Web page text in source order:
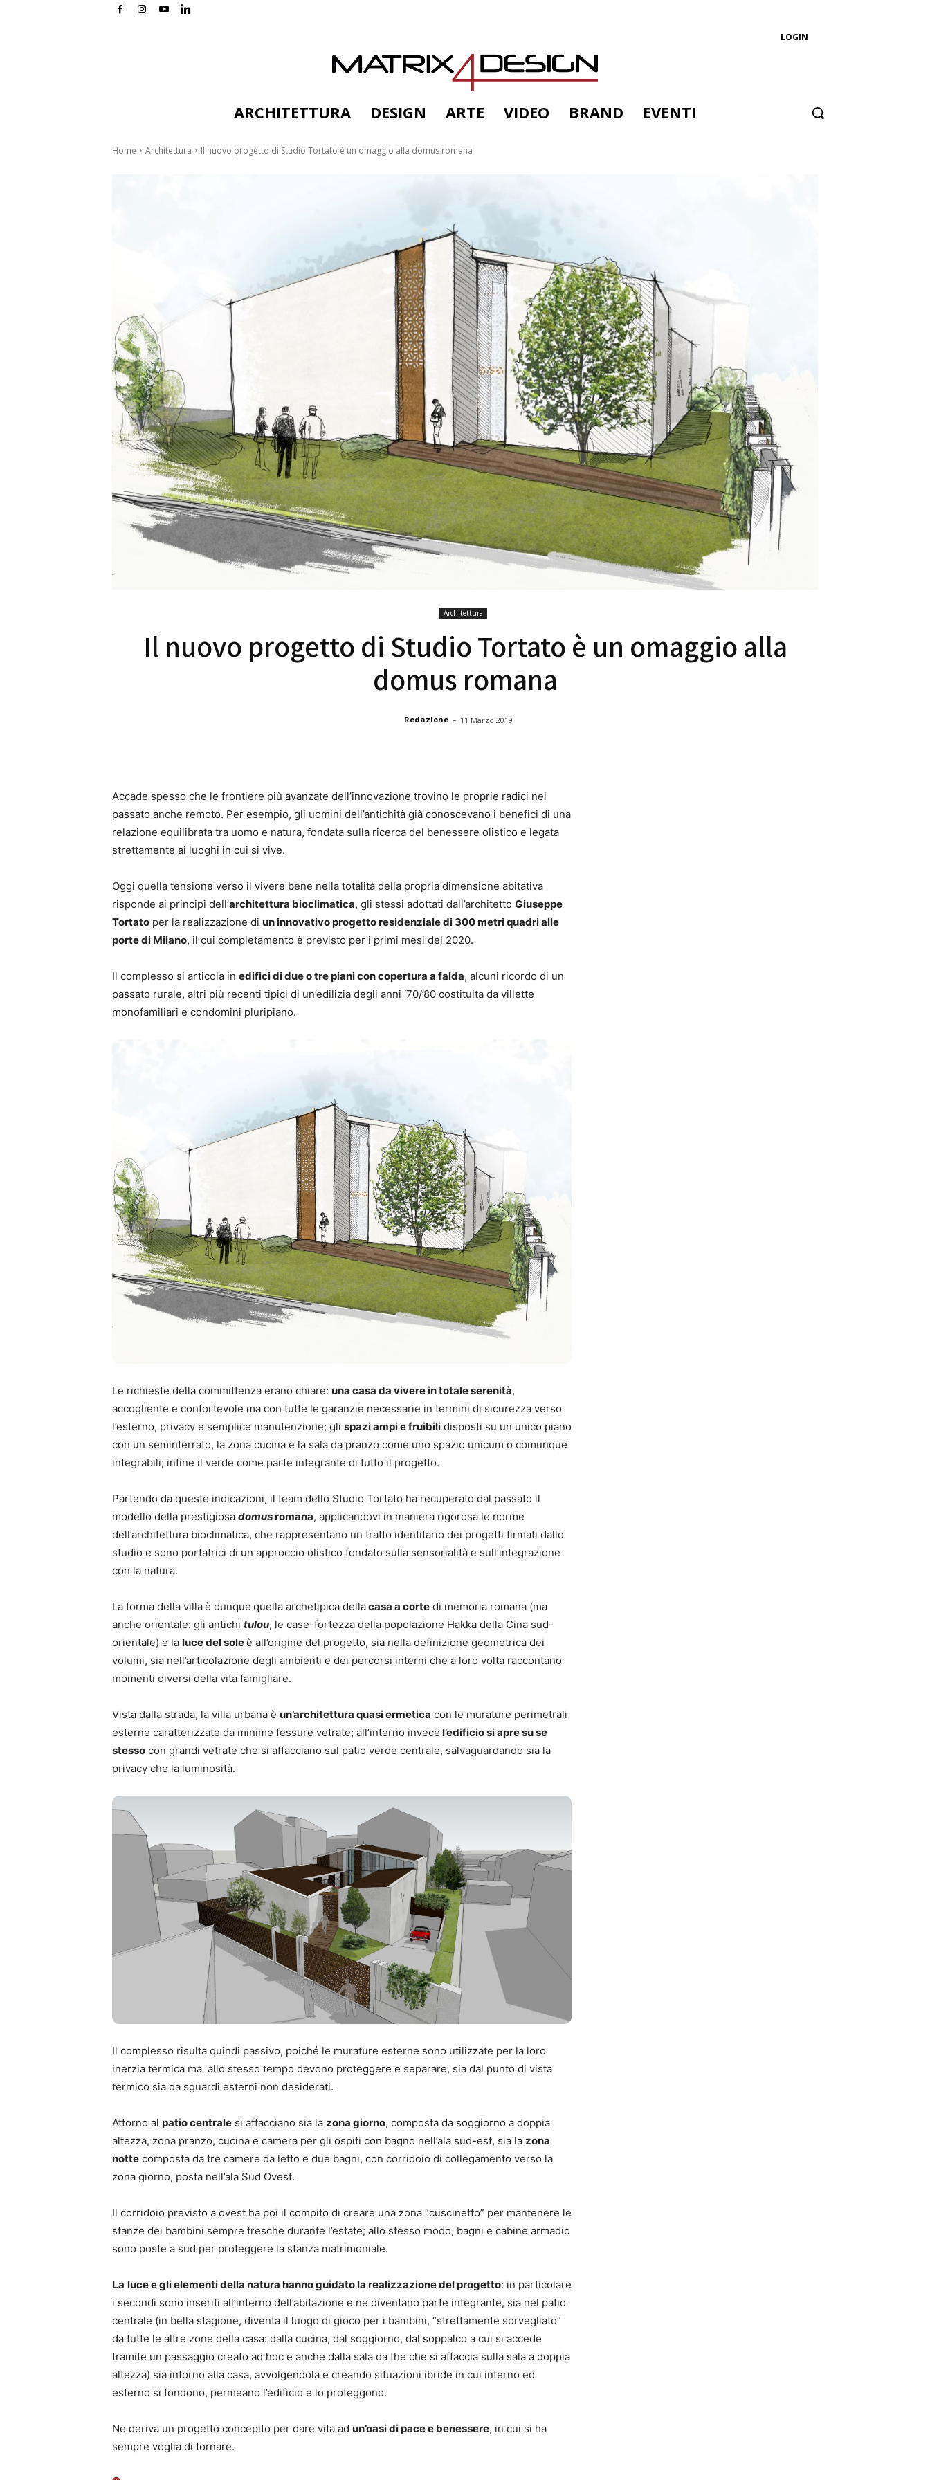
LOGIN
ARCHITETTURA DESIGN ARTE VIDEO BRAND EVENTI
Home Architettura Il nuovo progetto di Studio Tortato è un omaggio alla domus romana
Architettura
Il nuovo progetto di Studio Tortato è un omaggio alla
domus romana
Redazione - 11 Marzo 2019
Accade spesso che le frontiere più avanzate dell’innovazione trovino le proprie radici nel
passato anche remoto. Per esempio, gli uomini dell’antichità già conoscevano i benefici di una
relazione equilibrata tra uomo e natura, fondata sulla ricerca del benessere olistico e legata
strettamente ai luoghi in cui si vive.
Oggi quella tensione verso il vivere bene nella totalità della propria dimensione abitativa
risponde ai principi dell’architettura bioclimatica, gli stessi adottati dall’architetto Giuseppe
Tortato per la realizzazione di un innovativo progetto residenziale di 300 metri quadri alle
porte di Milano, il cui completamento è previsto per i primi mesi del 2020.
Il complesso si articola in edifici di due o tre piani con copertura a falda, alcuni ricordo di un
passato rurale, altri più recenti tipici di un’edilizia degli anni ‘70/’80 costituita da villette
monofamiliari e condomini pluripiano.
Le richieste della committenza erano chiare: una casa da vivere in totale serenità,
accogliente e confortevole ma con tutte le garanzie necessarie in termini di sicurezza verso
l’esterno, privacy e semplice manutenzione; gli spazi ampi e fruibili disposti su un unico piano
con un seminterrato, la zona cucina e la sala da pranzo come uno spazio unicum o comunque
integrabili; infine il verde come parte integrante di tutto il progetto.
Partendo da queste indicazioni, il team dello Studio Tortato ha recuperato dal passato il
modello della prestigiosa domusromana, applicandovi in maniera rigorosa le norme
dell’architettura bioclimatica, che rappresentano un tratto identitario dei progetti firmati dallo
studio e sono portatrici di un approccio olistico fondato sulla sensorialità e sull’integrazione
con la natura.
La forma della villaè dunque quella archetipica dellacasa a corte di memoria romana (ma
anche orientale: gli antichi tulou, le case-fortezza della popolazione Hakka della Cina sud-
orientale) e la luce del soleè all’origine del progetto, sia nella definizione geometrica dei
volumi, sia nell’articolazione degli ambienti e dei percorsi interni che a loro volta raccontano
momenti diversi della vita famigliare.
Vista dalla strada, la villa urbana è un’architettura quasi ermetica con le murature perimetrali
esterne caratterizzate da minime fessure vetrate; all’interno invece l’edificio si apre su se
stesso con grandi vetrate che si affacciano sul patio verde centrale, salvaguardando sia la
privacy che la luminosità.
Il complesso risulta quindi passivo, poiché le murature esterne sono utilizzate per la loro
inerzia termica ma allo stesso tempo devono proteggere e separare, sia dal punto di vista
termico sia da sguardi esterni non desiderati.
Attorno al patio centrale si affacciano sia la zona giorno, composta da soggiorno a doppia
altezza, zona pranzo, cucina e camera per gli ospiti con bagno nell’ala sud-est, sia la zona
notte composta da tre camere da letto e due bagni, con corridoio di collegamento verso la
zona giorno, posta nell’ala Sud Ovest.
Il corridoio previsto a ovest ha poi il compito di creare una zona “cuscinetto” per mantenere le
stanze dei bambini sempre fresche durante l’estate; allo stesso modo, bagni e cabine armadio
sono poste a sud per proteggere la stanza matrimoniale.
La luce e gli elementi della natura hanno guidato la realizzazione del progetto: in particolare
i secondi sono inseriti all’interno dell’abitazione e ne diventano parte integrante, sia nel patio
centrale (in bella stagione, diventa il luogo di gioco per i bambini, “strettamente sorvegliato”
da tutte le altre zone della casa: dalla cucina, dal soggiorno, dal soppalco a cui si accede
tramite un passaggio creato ad hoc e anche dalla sala da the che si affaccia sulla sala a doppia
altezza) sia intorno alla casa, avvolgendola e creando situazioni ibride in cui interno ed
esterno si fondono, permeano l’edificio e lo proteggono.
Ne deriva un progetto concepito per dare vita ad un’oasi di pace e benessere, in cui si ha
sempre voglia di tornare.